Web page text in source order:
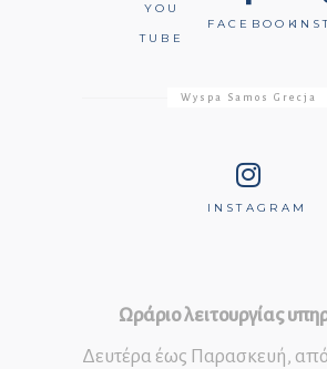
YOU
TUBE
FACEBOOK
Wyspa Samos Grecja
INSTAGRAM
Ωράριο λειτουργίας
Δευτέρα έως Παρασκευή,